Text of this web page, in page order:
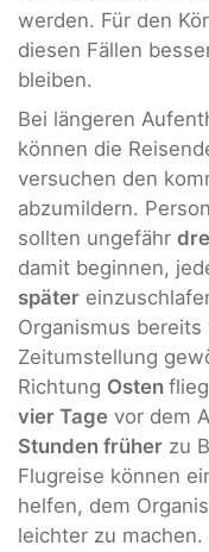
werden. Für den
diesen Fällen
bleiben.
Bei längeren
können die
versuchen den
abzumildern.
sollten ungefähr
damit beginnen,
später
Organismus
Zeitumstellung
Richtung Osten
vier Tage vor dem
Stunden früher zu
Flugreise können
helfen, dem
leichter zu machen.